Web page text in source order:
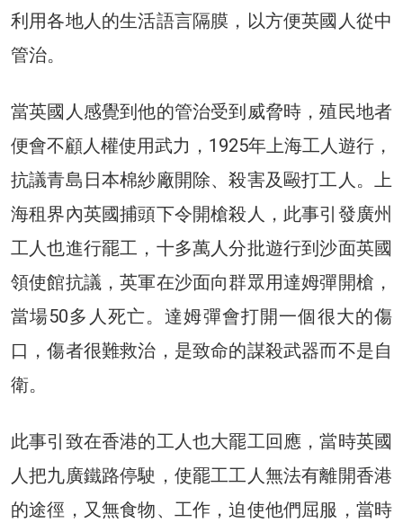
利用各地人的生活語言隔膜，以方便英國人從中
管治。
當英國人感覺到他的管治受到威脅時，殖民地者
便會不顧人權使用武力，1925年上海工人遊行，
抗議青島日本棉紗廠開除、殺害及毆打工人。上
海租界內英國捕頭下令開槍殺人，此事引發廣州
工人也進行罷工，十多萬人分批遊行到沙面英國
領使館抗議，英軍在沙面向群眾用達姆彈開槍，
當場50多人死亡。達姆彈會打開一個很大的傷
口，傷者很難救治，是致命的謀殺武器而不是自
衛。
此事引致在香港的工人也大罷工回應，當時英國
人把九廣鐵路停駛，使罷工工人無法有離開香港
的途徑，又無食物、工作，迫使他們屈服，當時